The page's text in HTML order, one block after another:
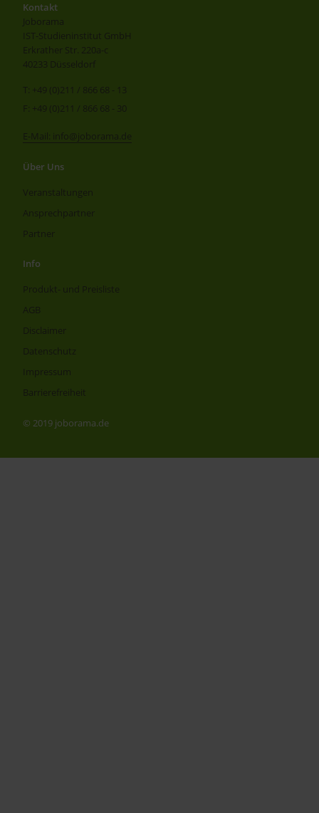
Kontakt
Joborama
IST-Studieninstitut GmbH
Erkrather Str. 220a-c
40233 Düsseldorf
T: +49 (0)211 / 866 68 - 13
F: +49 (0)211 / 866 68 - 30
E-Mail: info@joborama.de
Über Uns
Veranstaltungen
Ansprechpartner
Partner
Info
Produkt- und Preisliste
AGB
Disclaimer
Datenschutz
Impressum
Barrierefreiheit
© 2019 joborama.de